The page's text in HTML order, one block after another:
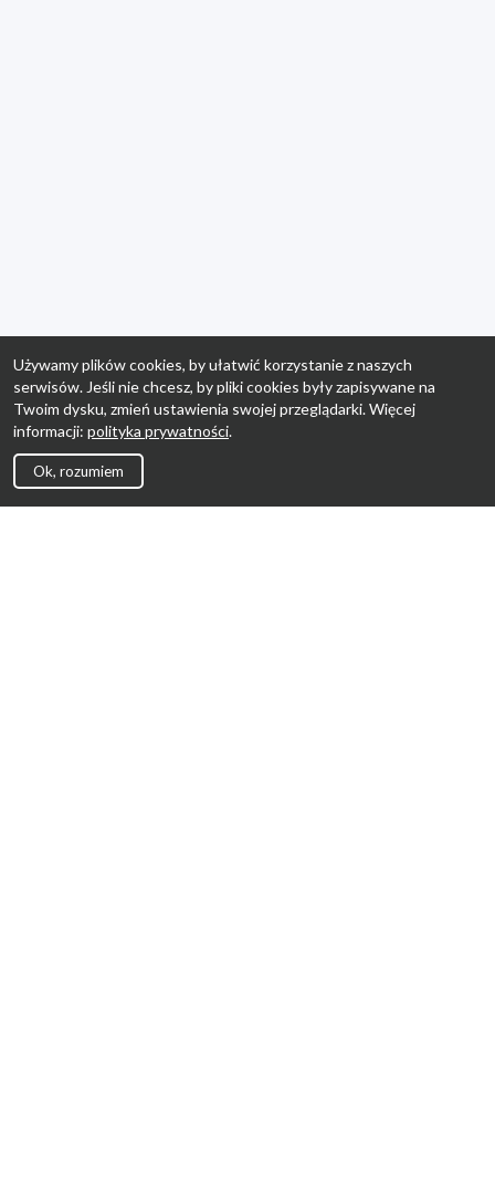
Używamy plików cookies, by ułatwić korzystanie z naszych
serwisów. Jeśli nie chcesz, by pliki cookies były zapisywane na
Twoim dysku, zmień ustawienia swojej przeglądarki. Więcej
informacji: polityka prywatności.
Ok, rozumiem